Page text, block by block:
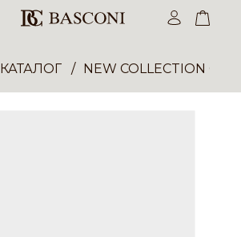
КАТАЛОГ NEW COLLECTION